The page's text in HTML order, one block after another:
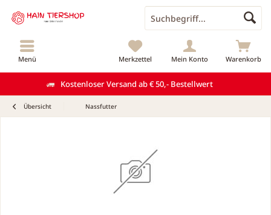
Kostenloser Versand ab € 50,- Bestellwert
Menü Warenkorb
Merkzettel Mein Konto
Übersicht Nassfutter